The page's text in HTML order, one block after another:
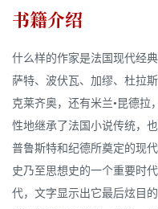
书籍介绍
什么样的作家是法国现代经
萨特、波伏瓦、加缪、杜拉
克莱齐奥，还有米兰•昆德拉
性地继承了法国小说传统，
普鲁斯特和纪德所奠定的现
史乃至思想史的一个重要时
代，文字显示出它最后炫目